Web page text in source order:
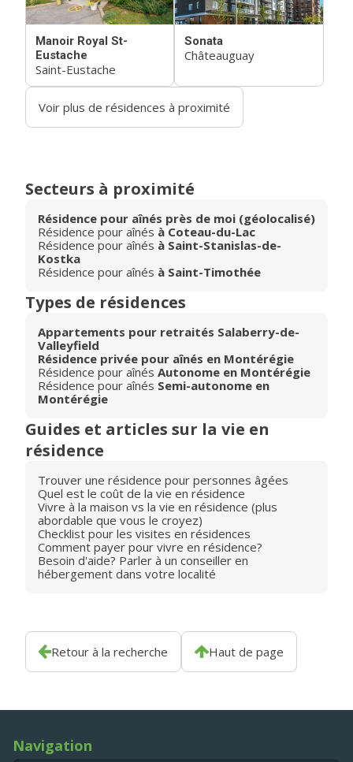
Manoir Royal St-
Eustache
Saint-Eustache
Sonata
Châteauguay
Voir plus de résidences à proximité
Secteurs à proximité
Résidence pour aînés près de moi (géolocalisé)
Résidence pour aînés à Coteau-du-Lac
Résidence pour aînés à Saint-Stanislas-de-
Kostka
Résidence pour aînés à Saint-Timothée
Types de résidences
Appartements pour retraités Salaberry-de-
Valleyfield
Résidence privée pour aînés en Montérégie
Résidence pour aînés Autonome en Montérégie
Résidence pour aînés Semi-autonome en
Montérégie
Guides et articles sur la vie en
résidence
Trouver une résidence pour personnes âgées
Quel est le coût de la vie en résidence
Vivre à la maison vs la vie en résidence (plus
abordable que vous le croyez)
Checklist pour les visites en résidences
Comment payer pour vivre en résidence?
Besoin d'aide? Parler à un conseiller en
hébergement dans votre localité
Retour à la recherche Haut de page
Navigation